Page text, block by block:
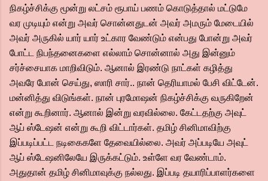
நிகழ்ச்சிக்கு மூன்று லட்சம் ரூபாய் பணம் கொடுத்தால் மட்டுமே
வர முடியும் என்று அவர் சொன்னதுடன் அவர் அமரும் மேடையில்
அவர் அருகில் யார் யார் உட்கார வேண்டும் என்பது போன்று அவர்
போட்ட நிபந்தனைகளை எல்லாம் சொன்னால் அது இன்னும்
சர்ச்சையாக மாறிவிடும். ஆனால் இரண்டு நாட்கள் கழித்து
அவரே போன் செய்து, ஸாரி சார்.. நான் தெரியாமல் பேசி விட்டேன்.
மன்னித்து விடுங்கள். நான் புரமோஷன் நிகழ்ச்சிக்கு வருகிறேன்
என்று கூறினார். ஆனால் இன்று வரவில்லை. கேட்டதற்கு அவுட்
ஆப் ஸ்டேஷன் என்று கூறி விட்டார்கள். தமிழ் சினிமாவிற்கு
இப்படிப்பட்ட நடிகைகளே தேவையில்லை. அவர் அப்படியே அவுட்
ஆப் ஸ்டேஷனிலேயே இருக்கட்டும். உள்ளே வர வேண்டாம்.
அதுதான் தமிழ் சினிமாவுக்கு நல்லது. இப்படி தயாரிப்பாளர்களை